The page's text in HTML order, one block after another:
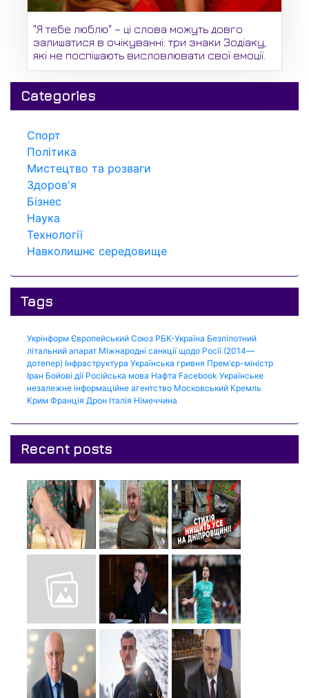
"Я тебе люблю" – ці слова можуть довго
залишатися в очікуванні: три знаки Зодіаку,
які не поспішають висловлювати свої емоції.
Categories
Спорт
Політика
Мистецтво та розваги
Здоров'я
Бізнес
Наука
Технології
Навколишнє середовище
Tags
Укрінформ Європейський Союз РБК-Україна Безпілотний
літальний апарат Міжнародні санкції щодо Росії (2014—
дотепер) Інфраструктура Українська гривня Прем'єр-міністр
Іран Бойові дії Російська мова Нафта Facebook Українське
незалежне інформаційне агентство Московський Кремль
Крим Франція Дрон Італія Німеччина
Recent posts